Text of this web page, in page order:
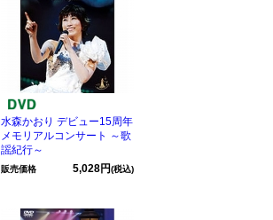
水森かおり デビュー15周年
メモリアルコンサート ～歌
謡紀行～
販売価格 5,028円(税込)